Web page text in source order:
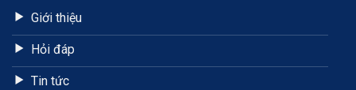
Giới thiệu
Hỏi đáp
Tin tức